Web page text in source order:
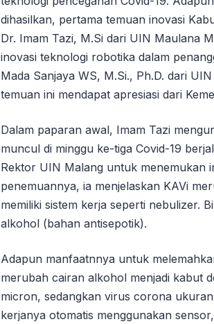
dihasilkan, pertama temuan inovasi
Dr. Imam Tazi, M.Si dari UIN Maulana
inovasi teknologi robotika dalam
Mada Sanjaya WS, M.Si., Ph.D. dari
temuan ini mendapat apresiasi dari
Dalam paparan awal, Imam Tazi
muncul di minggu ke-tiga Covid-19
Rektor UIN Malang untuk menemukan
penemuannya, ia menjelaskan KAVi
memiliki sistem kerja seperti nebulizer.
alkohol (bahan antisepotik).
Adapun manfaatnnya untuk
merubah cairan alkohol menjadi kabut
micron, sedangkan virus corona
kerjanya otomatis menggunakan